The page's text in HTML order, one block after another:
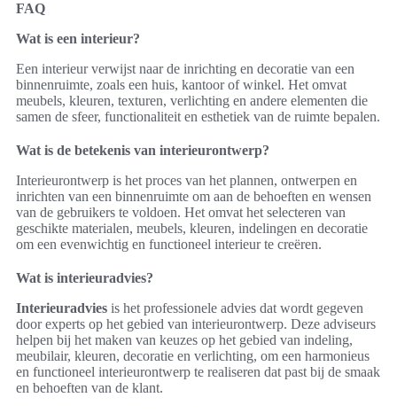
FAQ
Wat is een interieur?
Een interieur verwijst naar de inrichting en decoratie van een
binnenruimte, zoals een huis, kantoor of winkel. Het omvat
meubels, kleuren, texturen, verlichting en andere elementen die
samen de sfeer, functionaliteit en esthetiek van de ruimte bepalen.
Wat is de betekenis van interieurontwerp?
Interieurontwerp is het proces van het plannen, ontwerpen en
inrichten van een binnenruimte om aan de behoeften en wensen
van de gebruikers te voldoen. Het omvat het selecteren van
geschikte materialen, meubels, kleuren, indelingen en decoratie
om een evenwichtig en functioneel interieur te creëren.
Wat is interieuradvies?
Interieuradvies is het professionele advies dat wordt gegeven
door experts op het gebied van interieurontwerp. Deze adviseurs
helpen bij het maken van keuzes op het gebied van indeling,
meubilair, kleuren, decoratie en verlichting, om een harmonieus
en functioneel interieurontwerp te realiseren dat past bij de smaak
en behoeften van de klant.